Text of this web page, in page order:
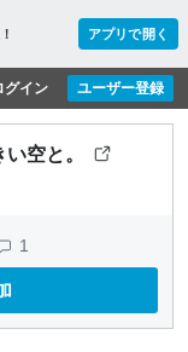
アプリで開く
ユーザー登録
グイン
空と。
1